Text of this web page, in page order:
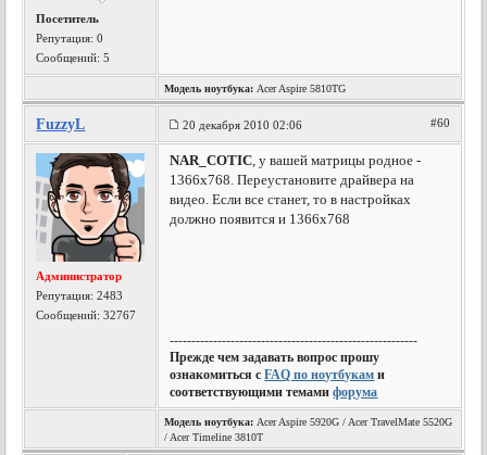
Посетитель
Репутация:0
Сообщений: 5
Модель ноутбука: Acer Aspire 5810TG
FuzzyL 20 декабря 2010 02:06 #60
Администратор
Репутация:2483
Сообщений: 32767
NAR_COTIC, у вашей матрицы родное -
1366х768. Переустановите драйвера на
видео. Если все станет, то в настройках
должно появится и 1366х768
---------------------------------------------------------
Прежде чем задавать вопрос прошу
ознакомиться сFAQ по ноутбукам и
соответствующими темамифорума
Модель ноутбука: Acer Aspire 5920G / Acer TravelMate 5520G
/ Acer Timeline 3810T